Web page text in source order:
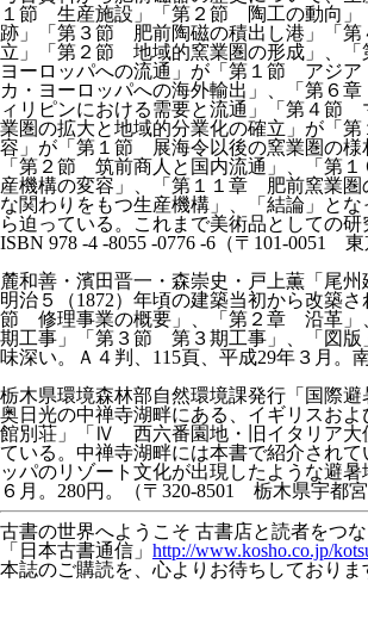
１節 生産施設」「第２節 陶工の動向」
跡」「第３節 肥前陶磁の積出し港」「
立」「第２節 地域的窯業圏の形成」、
ヨーロッパへの流通」が「第１節 アジ
カ・ヨーロッパへの海外輸出」、「第
ィリピンにおける需要と流通」「第４
業圏の拡大と地域的分業化の確立」が「
容」が「第１節 展海令以後の窯業圏の
「第２節 筑前商人と国内流通」、「第
産機構の変容」、「第１１章 肥前窯業
な関わりをもつ生産機構」、「結論」と
ら迫っている。これまで美術品としての
ISBN 978 -4 -8055 -0776 -6（〒101-0051
麓和善・濱田晋一・森崇史・戸上薫「尾
明治５（1872）年頃の建築当初から改築
節 修理事業の概要」、「第２章 沿革
期工事」「第３節 第３期工事」、「図版
味深い。Ａ４判、115頁、平成29年３月。
栃木県環境森林部自然環境課発行「国際
奥日光の中禅寺湖畔にある、イギリス
館別荘」「Ⅳ 西六番園地・旧イタリア大
ている。中禅寺湖畔には本書で紹介され
ッパのリゾート文化が出現したような避
６月。280円。（〒320-8501 栃木県宇都宮
古書の世界へようこそ 古書店と読者をつ
「日本古書通信」 http://www.kosho.co.jp/
本誌のご購読を、心よりお待ちしておりま